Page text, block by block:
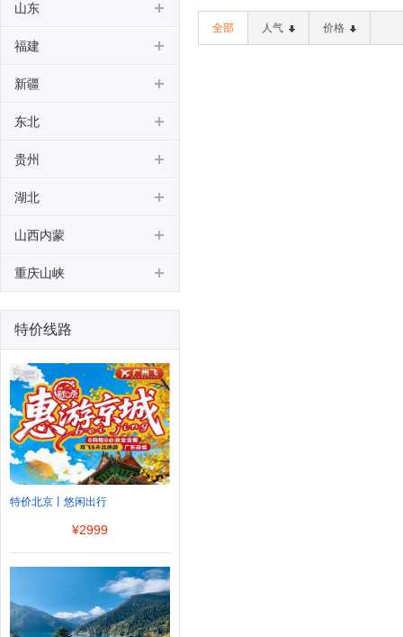
全部 人气 价格
山东
福建
新疆
东北
贵州
湖北
山西内蒙
重庆山峡
特价线路
特价北京丨悠闲出行
¥2999